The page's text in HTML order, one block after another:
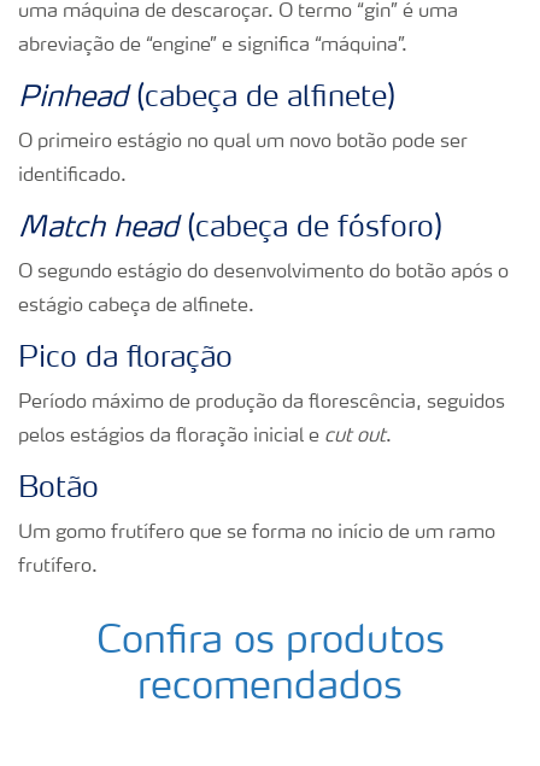
uma máquina de descaroçar. O termo “gin” é uma
abreviação de “engine” e significa “máquina”.
Pinhead(cabeça de alfinete)
O primeiro estágio no qual um novo botão pode ser
identificado.
Match head(cabeça de fósforo)
O segundo estágio do desenvolvimento do botão após o
estágio cabeça de alfinete.
Pico da floração
Período máximo de produção da florescência, seguidos
pelos estágios da floração inicial e cut out.
Botão
Um gomo frutífero que se forma no início de um ramo
frutífero.
Confira os produtos
recomendados